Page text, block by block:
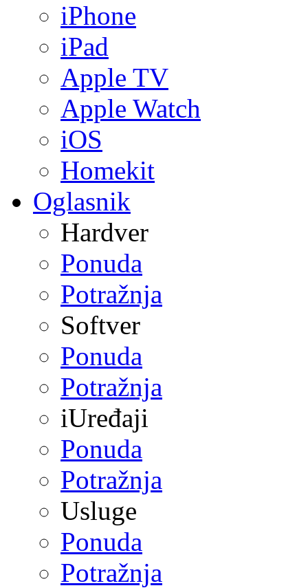
iPhone
iPad
Apple TV
Apple Watch
iOS
Homekit
Oglasnik
Hardver
Ponuda
Potražnja
Softver
Ponuda
Potražnja
iUređaji
Ponuda
Potražnja
Usluge
Ponuda
Potražnja